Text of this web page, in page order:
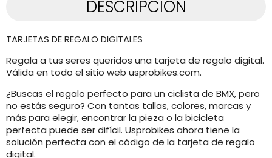
DESCRIPCIÓN
TARJETAS DE REGALO DIGITALES
Regala a tus seres queridos una tarjeta de regalo digital.
Válida en todo el sitio web usprobikes.com.
¿Buscas el regalo perfecto para un ciclista de BMX, pero
no estás seguro? Con tantas tallas, colores, marcas y
más para elegir, encontrar la pieza o la bicicleta
perfecta puede ser difícil. Usprobikes ahora tiene la
solución perfecta con el código de la tarjeta de regalo
digital.